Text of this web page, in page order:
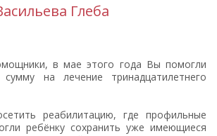
Глеба
в мае этого года Вы помогли
на лечение тринадцатилетнего
реабилитацию, где профильные
ребёнку сохранить уже имеющиеся